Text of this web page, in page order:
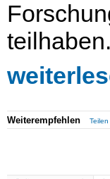
teilhaben.
Weiterempfehlen Teilen